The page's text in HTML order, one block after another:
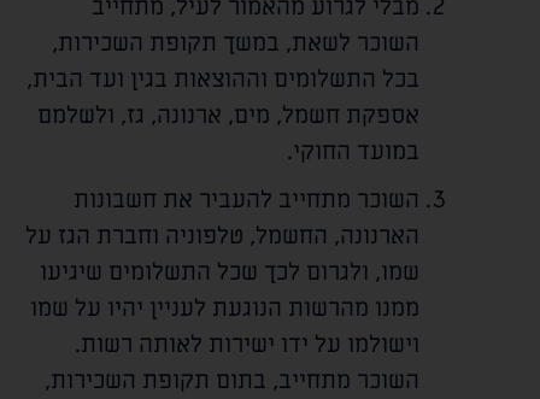
מבלי לגרוע מהאמור לעיל, מתחייב
השוכר לשאת, במשך תקופת השכירות,
בכל התשלומים וההוצאות בגין ועד הבית,
אספקת חשמל, מים, ארנונה, גז, ולשלמם
במועד החוקי.
השוכר מתחייב להעביר את חשבונות
הארנונה, החשמל, טלפוניה וחברת הגז על
שמו, ולגרום לכך שכל התשלומים שיגיעו
ממנו מהרשות הנוגעת לעניין יהיו על שמו
וישולמו על ידו ישירות לאותה רשות.
השוכר מתחייב, בתום תקופת השכירות,